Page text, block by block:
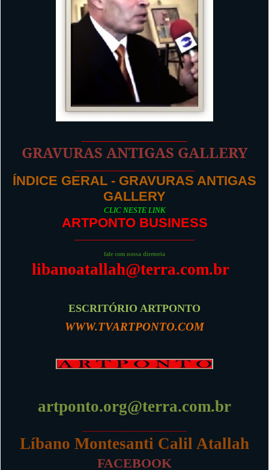
GRAVURAS ANTIGAS GALLERY
ÍNDICE GERAL - GRAVURAS ANTIGAS
GALLERY
CLIC NESTE LINK
ARTPONTO BUSINESS
fale com nossa diretoria
libanoatallah@terra.com.br
ESCRITÓRIO ARTPONTO
WWW.TVARTPONTO.COM
artponto.org@terra.com.br
Líbano Montesanti Calil Atallah
FACEBOOK